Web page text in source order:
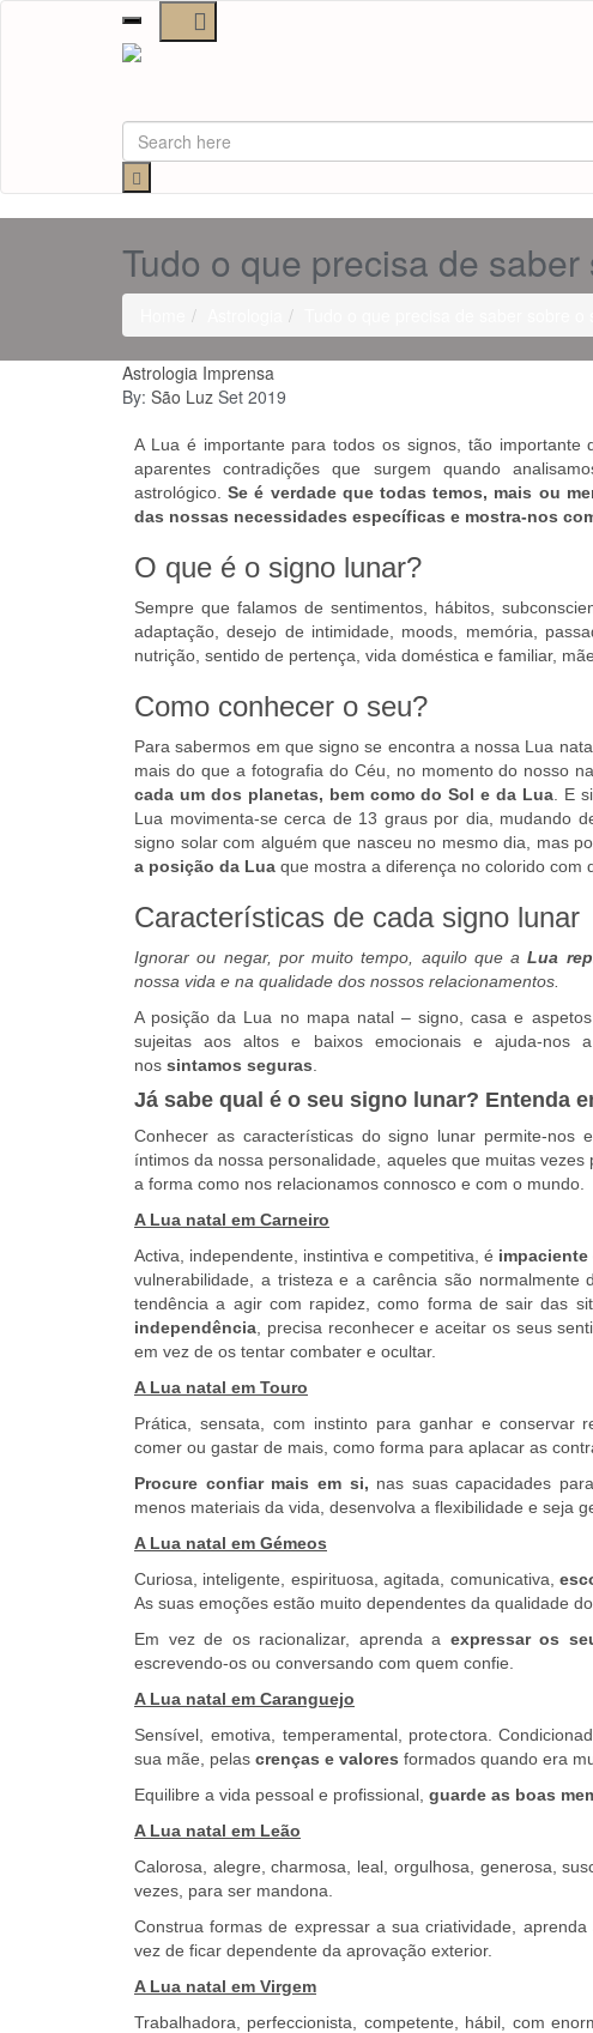
Toggle
navigation
Tudo o que precisa de
Astrologia Imprensa
By: São Luz Set 2019
A Lua é importante para todos os signos, tão
aparentes contradições que surgem quando
astrológico.Se é verdade que todas temos, mais ou
das nossas necessidades específicas e mostra-nos
O que é o signo lunar?
Sempre que falamos de sentimentos, hábitos,
adaptação, desejo de intimidade, moods, memória,
nutrição, sentido de pertença, vida doméstica e familiar,
Como conhecer o seu?
Para sabermos em que signo se encontra a nossa Lua
mais do que a fotografia do Céu, no momento do nosso
cada um dos planetas, bem como do Sol e da Lua . E
Lua movimenta-se cerca de 13 graus por dia, mudando
signo solar com alguém que nasceu no mesmo dia, mas
a posição da Lua que mostra a diferença no colorido com
Características de cada signo lunar
Ignorar ou negar, por muito tempo, aquilo que aLua
nossa vida e na qualidade dos nossos relacionamentos.
A posição da Lua no mapa natal – signo, casa e
sujeitas aos altos e baixos emocionais e ajuda-nos
nos sintamos seguras
Já sabe qual é o seu signo lunar? Entenda
Conhecer as características do signo lunar permite-nos
íntimos da nossa personalidade, aqueles que muitas
a forma como nos relacionamos connosco e com o mundo.
A Lua natal em Carneiro
Activa, independente, instintiva e competitiva, é impaciente
vulnerabilidade, a tristeza e a carência são
tendência a agir com rapidez, como forma de sair das
independência , precisa reconhecer e aceitar os seus
em vez de os tentar combater e ocultar.
A Lua natal em Touro
Prática, sensata, com instinto para ganhar e conservar
comer ou gastar de mais, como forma para aplacar as
Procure confiar mais em si, nas suas capacidades
menos materiais da vida, desenvolva a flexibilidade e seja
A Lua natal em Gémeos
Curiosa, inteligente, espirituosa, agitada, comunicativa,
As suas emoções estão muito dependentes da qualidade
Em vez de os racionalizar, aprenda a expressar os
escrevendo-os ou conversando com quem confie.
A Lua natal em Caranguejo
Sensível, emotiva, temperamental, protectora.
sua mãe, pelas crenças e valores formados quando era
Equilibre a vida pessoal e profissional, guarde as boas
A Lua natal em Leão
Calorosa, alegre, charmosa, leal, orgulhosa, generosa,
vezes, para ser mandona.
Construa formas de expressar a sua criatividade,
vez de ficar dependente da aprovação exterior.
A Lua natal em Virgem
Trabalhadora, perfeccionista, competente, hábil, com